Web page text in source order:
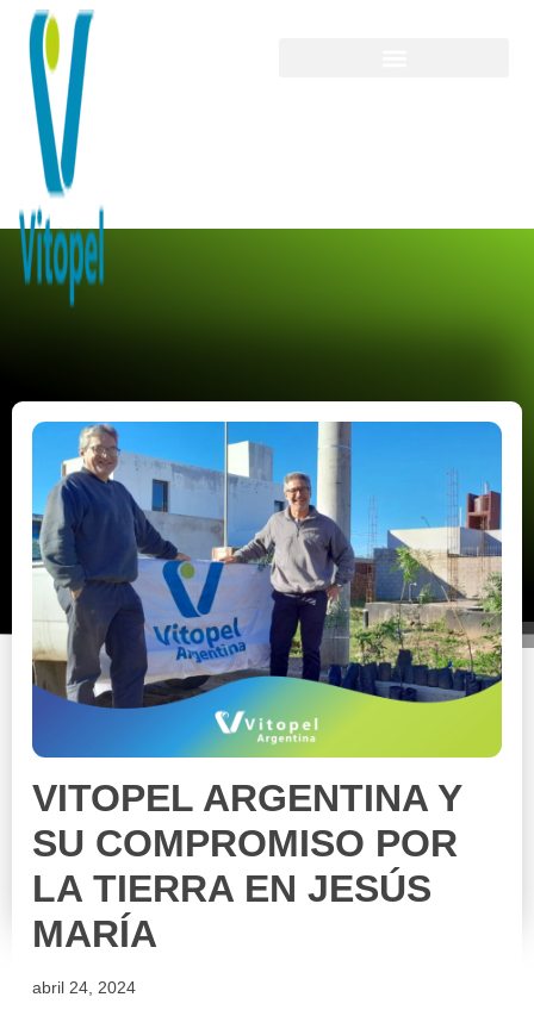
VITOPEL ARGENTINA Y
SU COMPROMISO POR
LA TIERRA EN JESÚS
MARÍA
abril 24, 2024